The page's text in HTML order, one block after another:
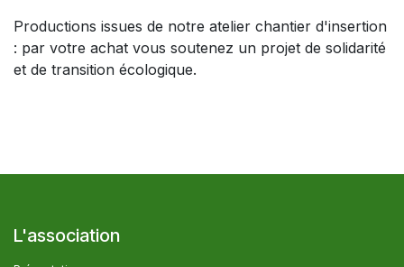
Productions issues de notre atelier chantier d'insertion
: par votre achat vous soutenez un projet de solidarité
et de transition écologique.
L'association